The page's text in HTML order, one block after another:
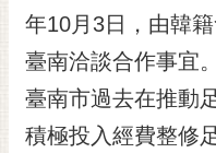
訂
閱
RSS
訂
年10月3日，由韓
臺南洽談合作事宜。
臺南市過去在推動
積極投入經費整修